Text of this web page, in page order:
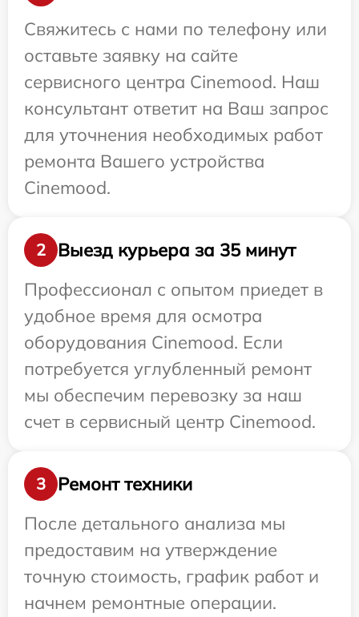
Свяжитесь с нами по телефону или
оставьте заявку на сайте
сервисного центра Cinemood. Наш
консультант ответит на Ваш запрос
для уточнения необходимых работ
ремонта Вашего устройства
Cinemood.
2
Выезд курьера за 35 минут
Профессионал с опытом приедет в
удобное время для осмотра
оборудования Cinemood. Если
потребуется углубленный ремонт
мы обеспечим перевозку за наш
счет в сервисный центр Cinemood.
3
Ремонт техники
После детального анализа мы
предоставим на утверждение
точную стоимость, график работ и
начнем ремонтные операции.